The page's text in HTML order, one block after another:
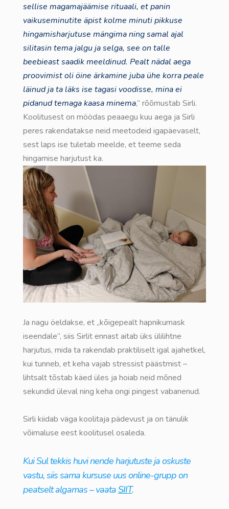
sellise magamajäämise rituaali, et panin
vaikuseminutite äpist kolme minuti pikkuse
hingamisharjutuse mängima ning samal ajal
silitasin tema jalgu ja selga, see on talle
beebieast saadik meeldinud. Pealt nädal aega
proovimist oli öine ärkamine juba ühe korra peale
läinud ja ta läks ise tagasi voodisse, mina ei
pidanud temaga kaasa minema,” rõõmustab Sirli.
Koolitusest on möödas peaaegu kuu aega ja Sirli
peres rakendatakse neid meetodeid igapäevaselt,
sest laps ise tuletab meelde, et teeme seda
hingamise harjutust ka.
Ja nagu öeldakse, et „kõigepealt hapnikumask
iseendale”, siis Sirlit ennast aitab üks ülilihtne
harjutus, mida ta rakendab praktiliselt igal ajahetkel,
kui tunneb, et keha vajab stressist päästmist –
lihtsalt tõstab käed üles ja hoiab neid mõned
sekundid üleval ning keha ongi pingest vabanenud.
Sirli kiidab väga koolitaja pädevust ja on tänulik
võimaluse eest koolitusel osaleda.
Kui Sul tekkis huvi nende harjutuste ja oskuste
vastu, siis sama kursuse uus online-grupp on
peatselt algamas – vaataSIIT.